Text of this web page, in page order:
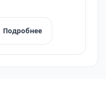
Подробнее